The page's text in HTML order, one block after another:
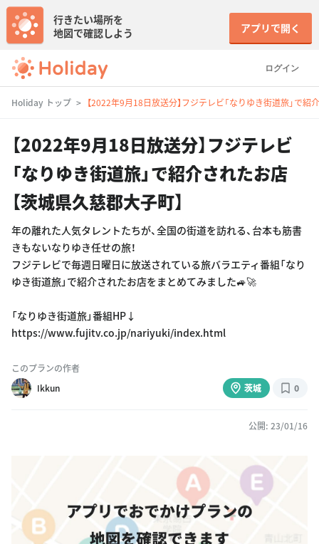
ログイン
行きたい場所を
地図で確認しよう
アプリで開く
Holiday トップ 【2022年9月18日放送分】フジテレビ「なりゆき街道旅」で紹
【2022年9月18日放送分】フジテレビ
「なりゆき街道旅」で紹介されたお店
【茨城県久慈郡大子町】
年の離れた人気タレントたちが、全国の街道を訪れる、台本も筋書
きもないなりゆき任せの旅！
フジテレビで毎週日曜日に放送されている旅バラエティ番組「なり
ゆき街道旅」で紹介されたお店をまとめてみました🚙🚀
「なりゆき街道旅」番組HP↓
https://www.fujitv.co.jp/nariyuki/index.html
このプランの作者
Ikkun
茨城 0
公開: 23/01/16